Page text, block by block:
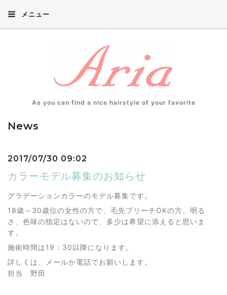
メニュー
As you can find a nice hairstyle of your favorite
News
2017/07/30 09:02
カラーモデル募集のお知らせ
グラデーションカラーのモデル募集です。
18歳～30歳位の女性の方で、毛先ブリーチOKの方。明る
さ、色味の指定はないので、多少は希望に添えると思いま
す。
施術時間は19：30以降になります。
詳しくは、メールか電話でお願いします。
担当 野田